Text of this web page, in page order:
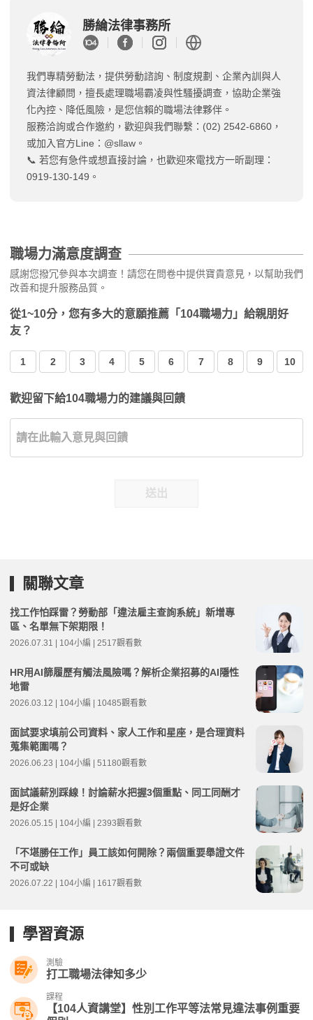
勝綸法律事務所
我們專精勞動法，提供勞動諮詢、制度規劃、企業內訓與人
資法律顧問，擅長處理職場霸凌與性騷擾調查，協助企業強
化內控、降低風險，是您信賴的職場法律夥伴。
服務洽詢或合作邀約，歡迎與我們聯繫：(02) 2542-6860，
或加入官方Line：@sllaw。
📞 若您有急件或想直接討論，也歡迎來電找方一昕副理：
0919-130-149。
職場力滿意度調查
感謝您撥冗參與本次調查！請您在問卷中提供寶貴意見，以幫助我們
改善和提升服務品質。
從1~10分，您有多大的意願推薦「104職場力」給親朋好
友？
1 2 3 4 5 6 7 8 9 10
歡迎留下給104職場力的建議與回饋
送出
關聯文章
找工作怕踩雷？勞動部「違法雇主查詢系統」新增專
區、名單無下架期限！
2026.07.31 | 104小編 | 2517觀看數
HR用AI篩履歷有觸法風險嗎？解析企業招募的AI隱性
地雷
2026.03.12 | 104小編 | 10485觀看數
面試要求填前公司資料、家人工作和星座，是合理資料
蒐集範圍嗎？
2026.06.23 | 104小編 | 51180觀看數
面試議薪別踩線！討論薪水把握3個重點、同工同酬才
是好企業
2026.05.15 | 104小編 | 2393觀看數
「不堪勝任工作」員工該如何開除？兩個重要舉證文件
不可或缺
2026.07.22 | 104小編 | 1617觀看數
學習資源
測驗
打工職場法律知多少
課程
【104人資講堂】性別工作平等法常見違法事例重要